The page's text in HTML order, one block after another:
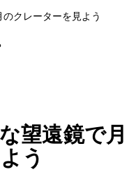
クレーターを見よう
望遠鏡で月
う